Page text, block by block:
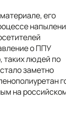
его
о ППУ
таких людей по
заметно
на